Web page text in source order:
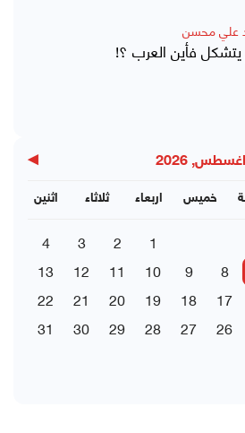
علي محسن
يتشكل فأين العرب ؟!
اغسطس, 2026 ▶
اثنين ثلاثاء اربعاء خميس
1
2
3
4
8
9
10
11
12
13
17
18
19
20
21
22
26
27
28
29
30
31